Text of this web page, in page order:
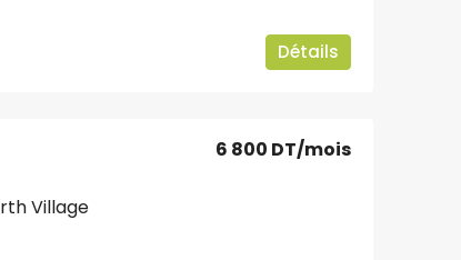
Détails
Village
6 800 DT/mois